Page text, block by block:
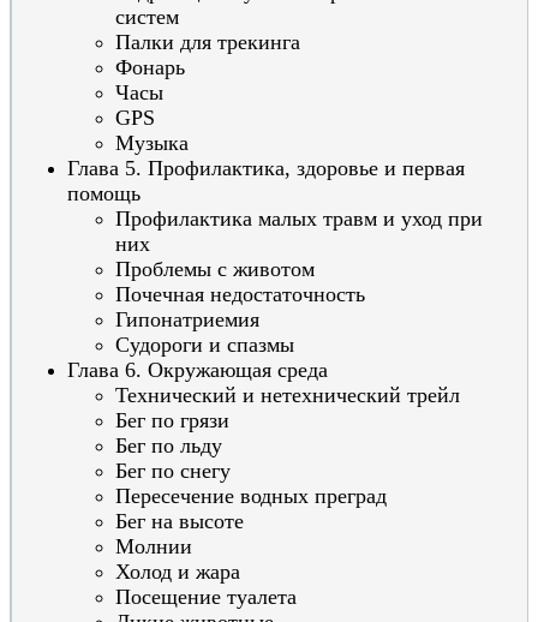
систем
Палки для трекинга
Фонарь
Часы
GPS
Музыка
Глава 5. Профилактика, здоровье и первая
помощь
Профилактика малых травм и уход при
них
Проблемы с животом
Почечная недостаточность
Гипонатриемия
Судороги и спазмы
Глава 6. Окружающая среда
Технический и нетехнический трейл
Бег по грязи
Бег по льду
Бег по снегу
Пересечение водных преград
Бег на высоте
Молнии
Холод и жара
Посещение туалета